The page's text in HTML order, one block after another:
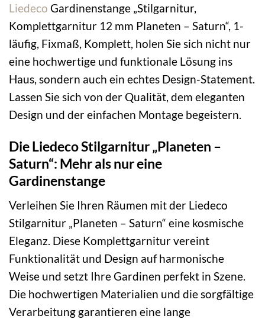
Liedeco Gardinenstange „Stilgarnitur,
Komplettgarnitur 12 mm Planeten – Saturn“, 1-
läufig, Fixmaß, Komplett, holen Sie sich nicht nur
eine hochwertige und funktionale Lösung ins
Haus, sondern auch ein echtes Design-Statement.
Lassen Sie sich von der Qualität, dem eleganten
Design und der einfachen Montage begeistern.
Die Liedeco Stilgarnitur „Planeten –
Saturn“: Mehr als nur eine
Gardinenstange
Verleihen Sie Ihren Räumen mit der Liedeco
Stilgarnitur „Planeten – Saturn“ eine kosmische
Eleganz. Diese Komplettgarnitur vereint
Funktionalität und Design auf harmonische
Weise und setzt Ihre Gardinen perfekt in Szene.
Die hochwertigen Materialien und die sorgfältige
Verarbeitung garantieren eine lange